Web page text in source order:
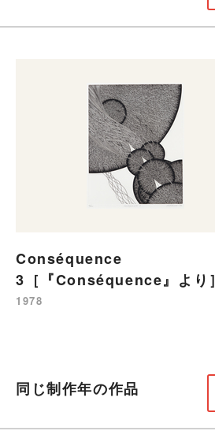
Conséquence
3［『Conséquence』より］
1978
同じ制作年の作品